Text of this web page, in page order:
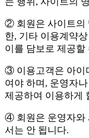
② 회원은 사이트의
한, 기타 이용계약
이를 담보로 제공할
③ 이용고객은 아이
여야 하며, 운영자
제공하여 이용하게
④ 회원은 운영자와
서는 안 됩니다.